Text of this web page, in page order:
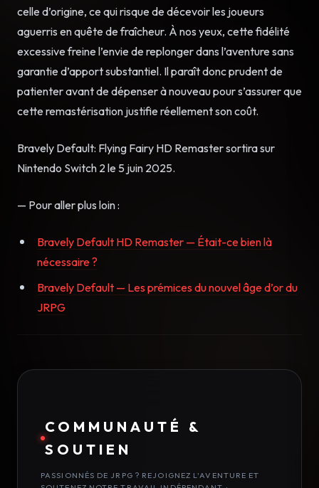
celle d’origine, ce qui risque de décevoir les joueurs
aguerris en quête de fraîcheur. À nos yeux, cette fidélité
excessive freine l’envie de replonger dans l’aventure sans
garantie d’apport substantiel. Il paraît donc prudent de
patienter avant de dépenser à nouveau pour s’assurer que
cette remastérisation justifie réellement son coût.
​Bravely Default: Flying Fairy HD Remaster sortira sur
Nintendo Switch 2 le 5 juin 2025.
— Pour aller plus loin :
Bravely Default HD Remaster — Était-ce bien là
nécessaire ?
Bravely Default — Les prémices du nouvel âge d’or du
JRPG
COMMUNAUTÉ &
SOUTIEN
PASSIONNÉS DE JRPG ? REJOIGNEZ L'AVENTURE ET